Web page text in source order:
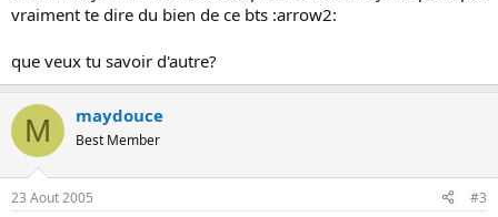
vraiment te dire du bien de ce bts :arrow2:
que veux tu savoir d'autre?
M maydouce
Best Member
23 Aout 2005 #3